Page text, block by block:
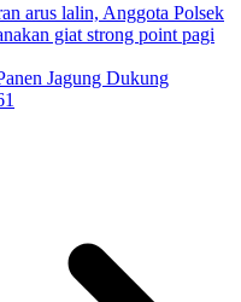
arus lalin, Anggota Polsek
giat strong point pagi
Jagung Dukung